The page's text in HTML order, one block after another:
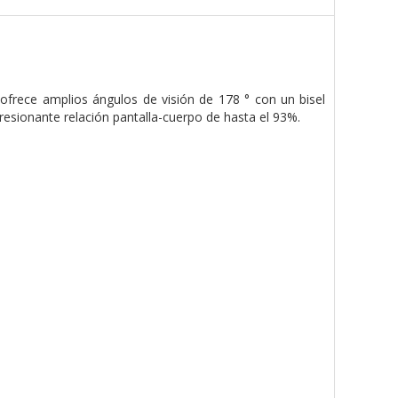
amplios ángulos de visión de 178 ° con un bisel
relación pantalla-cuerpo de hasta el 93%.